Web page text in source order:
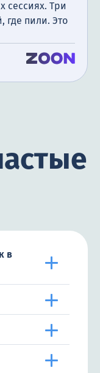
сессиях. Три
где пили. Это
в